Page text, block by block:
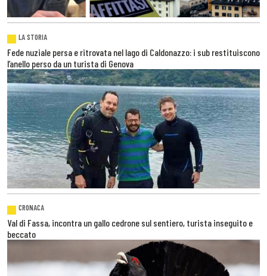
LA STORIA
Fede nuziale persa e ritrovata nel lago di Caldonazzo: i sub restituiscono
l’anello perso da un turista di Genova
CRONACA
Val di Fassa, incontra un gallo cedrone sul sentiero, turista inseguito e
beccato